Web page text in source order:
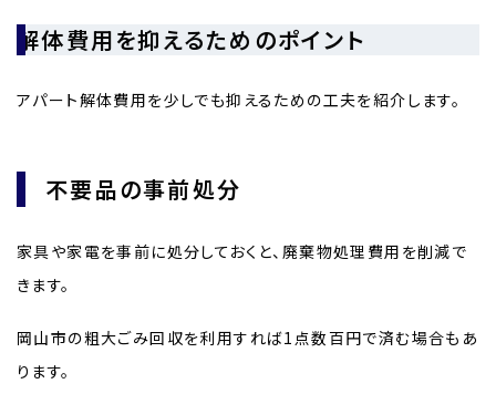
解体費用を抑えるためのポイント
アパート解体費用を少しでも抑えるための工夫を紹介します。
不要品の事前処分
家具や家電を事前に処分しておくと、廃棄物処理費用を削減で
きます。
岡山市の粗大ごみ回収を利用すれば1点数百円で済む場合もあ
ります。